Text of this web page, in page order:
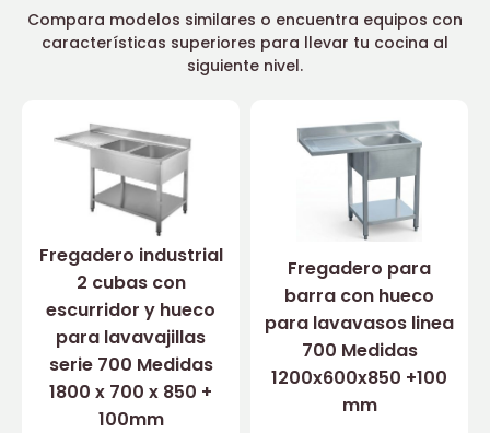
Compara modelos similares o encuentra equipos con
características superiores para llevar tu cocina al
siguiente nivel.
Fregadero industrial
2 cubas con
escurridor y hueco
para lavavajillas
serie 700 Medidas
1800 x 700 x 850 +
100mm
Fregadero para
barra con hueco
para lavavasos linea
700 Medidas
1200x600x850 +100
mm